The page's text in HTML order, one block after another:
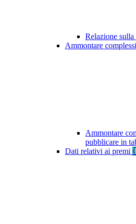
Relazione sulla
Ammontare
Ammontare
pubblicare in
Dati relativi ai premi 3